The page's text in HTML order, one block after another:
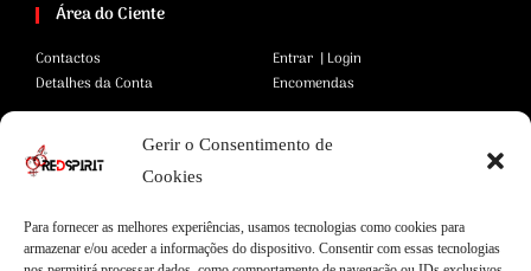
Gerir o Consentimento de
Cookies
Para fornecer as melhores experiências, usamos tecnologias como cookies para
armazenar e/ou aceder a informações do dispositivo. Consentir com essas tecnologias
Área do Ciente
Contactos
Detalhes da Conta
Entrar | Login
Encomendas
Área Legal
Termos e Condições
Privacidade
Pagamentos Seguros
Envios Seguros